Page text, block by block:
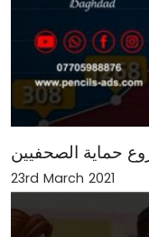
23rd March 2021